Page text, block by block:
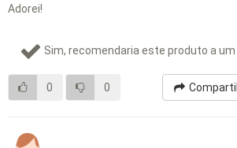
Adorei!
Sim, recomendaria este produto a
0 0